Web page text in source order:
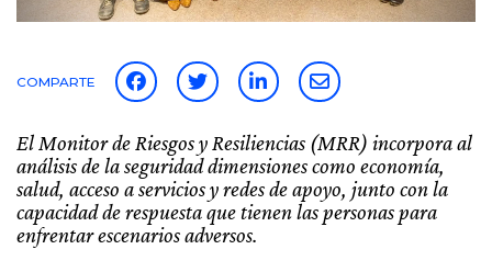
COMPARTE
El Monitor de Riesgos y Resiliencias (MRR) incorpora al
análisis de la seguridad dimensiones como economía,
salud, acceso a servicios y redes de apoyo, junto con la
capacidad de respuesta que tienen las personas para
enfrentar escenarios adversos.